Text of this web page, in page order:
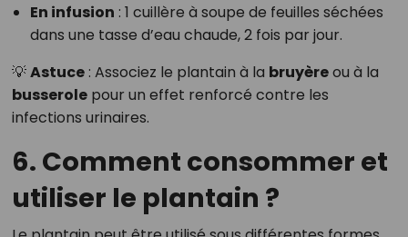
En infusion : 1 cuillère à soupe de feuilles séchées
dans une tasse d’eau chaude, 2 fois par jour.
💡Astuce: Associez le plantain à la bruyèreou à la
busserolepour un effet renforcé contre les
infections urinaires.
6. Comment consommer et
utiliser le plantain ?